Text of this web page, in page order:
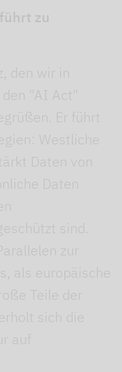
zu
den wir in
"AI Act"
Er führt
Westliche
Daten von
Daten
sind.
zur
als europäische
Teile der
sich die
auf